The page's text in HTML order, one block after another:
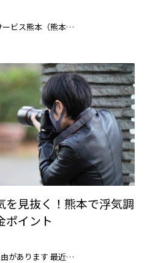
ビス熊本（熊本…
を見抜く！熊本で浮気調
ポイント
があります 最近…